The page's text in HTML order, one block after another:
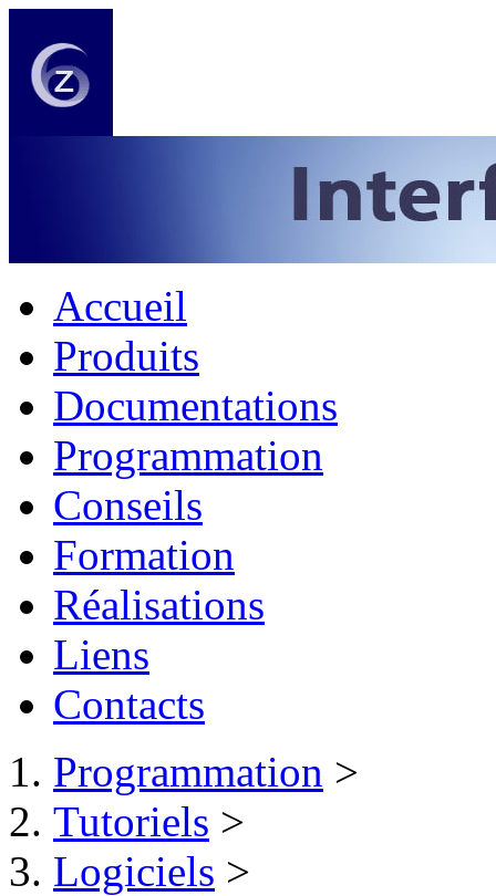
Accueil
Produits
Documentations
Programmation
Conseils
Formation
Réalisations
Liens
Contacts
Programmation >
Tutoriels >
Logiciels >